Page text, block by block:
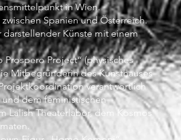
in Wien.
Spanien und Österreich.
darstellender Künste mit einem
Project“ (physisches
Mitbegründerin des Kunsthauses
verantwortlich
und dem feministischen
Lalish Theaterlabor, dem Kosmos